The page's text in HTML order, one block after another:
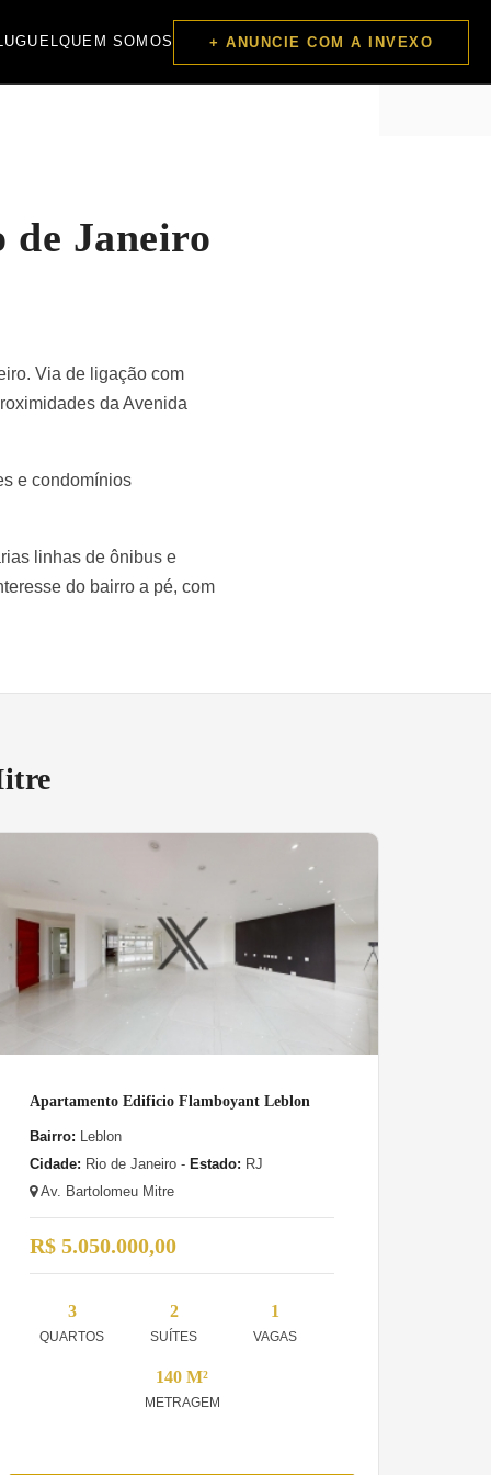
QUEM SOMOS + ANUNCIE COM A INVEXO
Janeiro
Via de ligação com
da Avenida
e condomínios
linhas de ônibus e
do bairro a pé, com
Apartamento Edificio Flamboyant Leblon
Bairro: Leblon
Cidade: Rio de Janeiro - Estado: RJ
Av. Bartolomeu Mitre
R$ 5.050.000,00
3
QUARTOS
2
SUÍTES
1
VAGAS
140 M²
METRAGEM